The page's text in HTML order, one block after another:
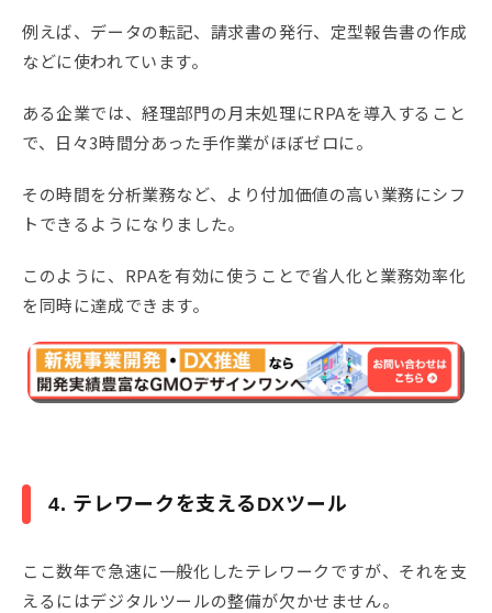
例えば、データの転記、請求書の発行、定型報告書の作成
などに使われています。
ある企業では、経理部門の月末処理にRPAを導入すること
で、日々3時間分あった手作業がほぼゼロに。
その時間を分析業務など、より付加価値の高い業務にシフ
トできるようになりました。
このように、RPAを有効に使うことで省人化と業務効率化
を同時に達成できます。
4. テレワークを支えるDXツール
ここ数年で急速に一般化したテレワークですが、それを支
えるにはデジタルツールの整備が欠かせません。